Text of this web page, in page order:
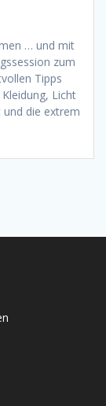
… und mit
zum
Tipps
Licht
die extrem